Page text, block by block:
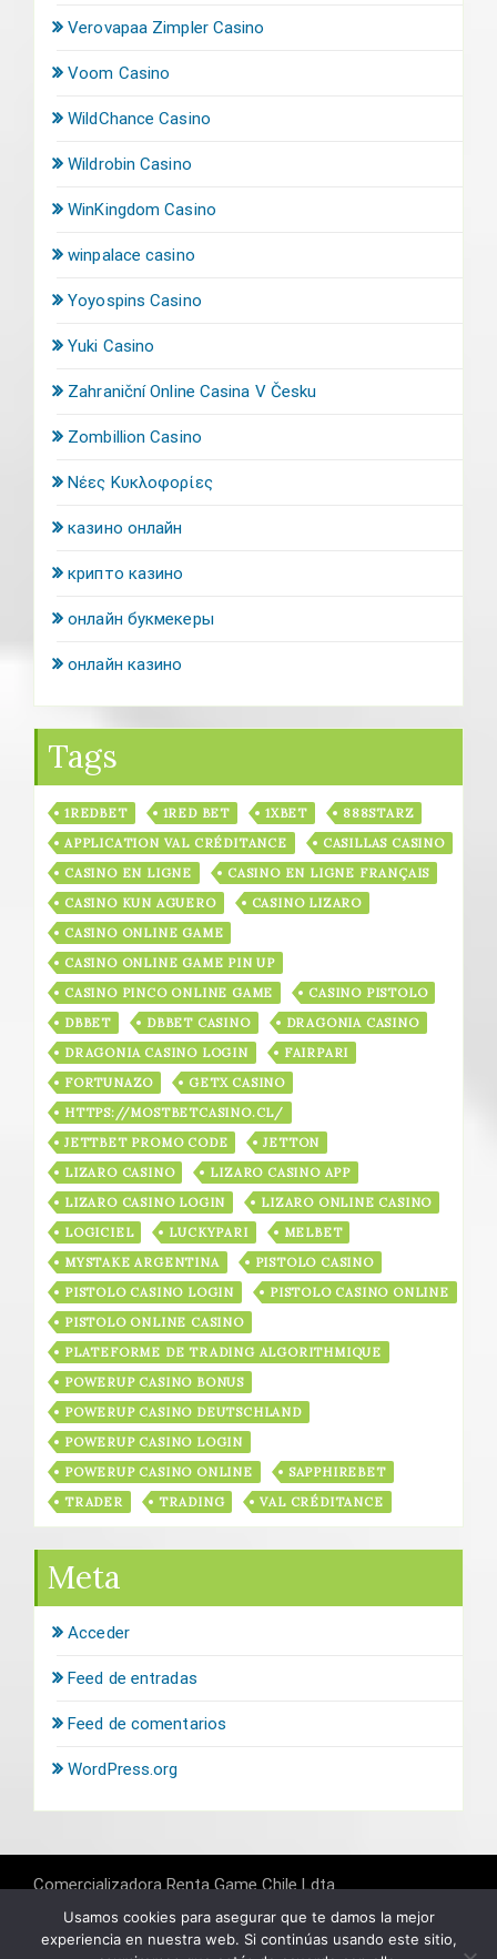
Verovapaa Zimpler Casino
Voom Casino
WildChance Casino
Wildrobin Casino
WinKingdom Casino
winpalace casino
Yoyospins Casino
Yuki Casino
Zahraniční Online Casina V Česku
Zombillion Casino
Νέες Κυκλοφορίες
казино онлайн
крипто казино
онлайн букмекеры
онлайн казино
Tags
1REDBET 1RED BET 1XBET
888STARZ
APPLICATION VAL CRÉDITANCE
CASILLAS CASINO
CASINO EN LIGNE
CASINO EN LIGNE FRANÇAIS
CASINO KUN AGUERO
CASINO LIZARO
CASINO ONLINE GAME
CASINO ONLINE GAME PIN UP
CASINO PINCO ONLINE GAME
CASINO PISTOLO
DBBET
DBBET CASINO
DRAGONIA CASINO
DRAGONIA CASINO LOGIN
FAIRPARI
FORTUNAZO
GETX CASINO
HTTPS://MOSTBETCASINO.CL/
JETTBET PROMO CODE
JETTON
LIZARO CASINO
LIZARO CASINO APP
LIZARO CASINO LOGIN
LIZARO ONLINE CASINO
LOGICIEL
LUCKYPARI
MELBET
MYSTAKE ARGENTINA
PISTOLO CASINO
PISTOLO CASINO LOGIN
PISTOLO CASINO ONLINE
PISTOLO ONLINE CASINO
PLATEFORME DE TRADING ALGORITHMIQUE
POWERUP CASINO BONUS
POWERUP CASINO DEUTSCHLAND
POWERUP CASINO LOGIN
POWERUP CASINO ONLINE
SAPPHIREBET
TRADER
TRADING VAL CRÉDITANCE
Meta
Acceder
Feed de entradas
Feed de comentarios
WordPress.org
Comercializadora Renta Game Chile Ldta.
Banco del Estado de Chile
Cuenta: 6451071
Banco de Crédito de Inversiones
Usamos cookies para asegurar que te damos la mejor
experiencia en nuestra web. Si continúas usando este sitio,